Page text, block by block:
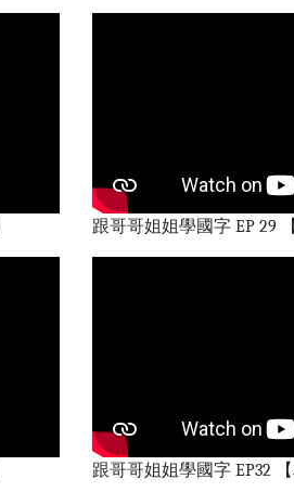
跟哥哥姐姐學國字 EP 29
跟哥哥姐姐學國字 EP32